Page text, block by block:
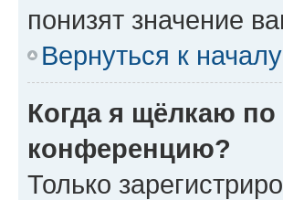
понизят значение
Вернуться к началу
Когда я щёлкаю
конференцию?
Только